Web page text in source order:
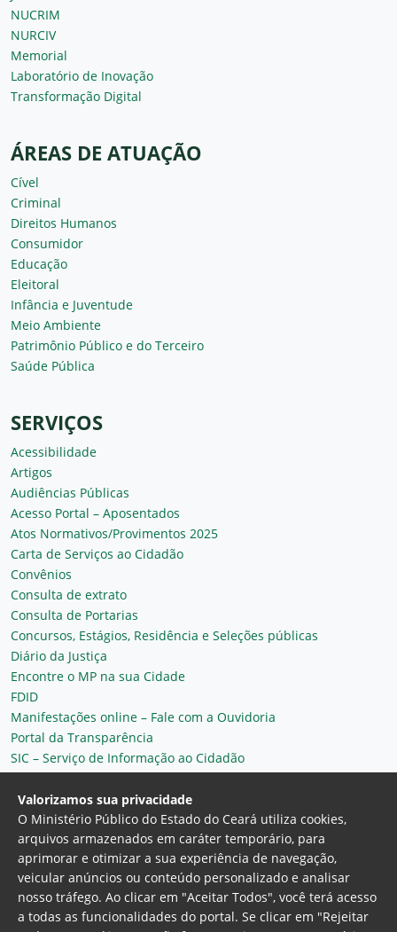
NUCRIM
NURCIV
Memorial
Laboratório de Inovação
Transformação Digital
ÁREAS DE ATUAÇÃO
Cível
Criminal
Direitos Humanos
Consumidor
Educação
Eleitoral
Infância e Juventude
Meio Ambiente
Patrimônio Público e do Terceiro
Saúde Pública
SERVIÇOS
Acessibilidade
Artigos
Audiências Públicas
Acesso Portal – Aposentados
Atos Normativos/Provimentos 2025
Carta de Serviços ao Cidadão
Convênios
Consulta de extrato
Consulta de Portarias
Concursos, Estágios, Residência e Seleções públicas
Diário da Justiça
Encontre o MP na sua Cidade
FDID
Manifestações online – Fale com a Ouvidoria
Portal da Transparência
SIC – Serviço de Informação ao Cidadão
Plantão MP do Ceará
Secretaria Geral
Valorizamos sua privacidade
O Ministério Público do Estado do Ceará utiliza cookies,
arquivos armazenados em caráter temporário, para
aprimorar e otimizar a sua experiência de navegação,
veicular anúncios ou conteúdo personalizado e analisar
nosso tráfego. Ao clicar em "Aceitar Todos", você terá acesso
a todas as funcionalidades do portal. Se clicar em "Rejeitar